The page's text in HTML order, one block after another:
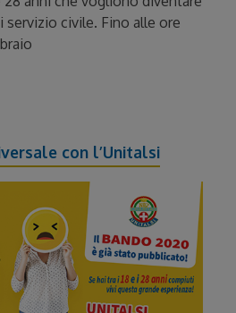
civile. Fino alle ore
con l’Unitalsi